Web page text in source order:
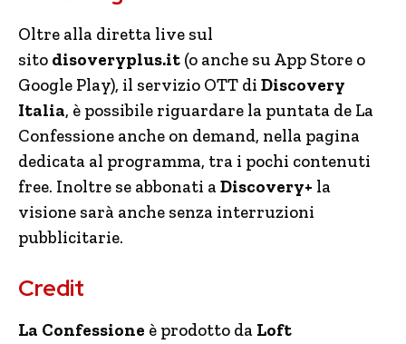
Oltre alla diretta live sul
sito disoveryplus.it (o anche su App Store o
Google Play), il servizio OTT di Discovery
Italia, è possibile riguardare la puntata de La
Confessione anche on demand, nella pagina
dedicata al programma, tra i pochi contenuti
free. Inoltre se abbonati aDiscovery+ la
visione sarà anche senza interruzioni
pubblicitarie.
Credit
La Confessione è prodotto da Loft